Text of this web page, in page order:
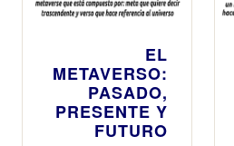
EL
METAVERSO:
PASADO,
PRESENTE Y
FUTURO